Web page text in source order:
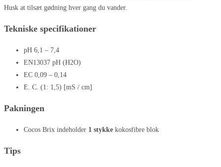
Husk at tilsæt gødning hver gang du vander.
Tekniske specifikationer
pH 6,1 – 7,4
EN13037 pH (H2O)
EC 0,09 – 0,14
E. C. (1: 1,5) [mS / cm]
Pakningen
Cocos Brix indeholder 1 stykke kokosfibre blok
Tips